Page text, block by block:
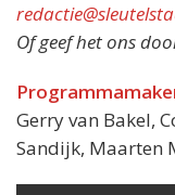
Of geef het ons
Gerry van Bakel,
Sandijk, Maarten